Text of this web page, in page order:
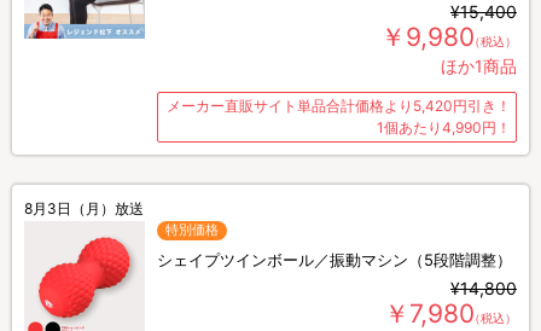
¥15,400
￥9,980（税込）
ほか1商品
メーカー直販サイト単品合計価格より5,420円引き！
1個あたり4,990円！
8月3日（月）放送
特別価格
シェイプツインボール／振動マシン（5段階調整）
¥14,800
￥7,980（税込）